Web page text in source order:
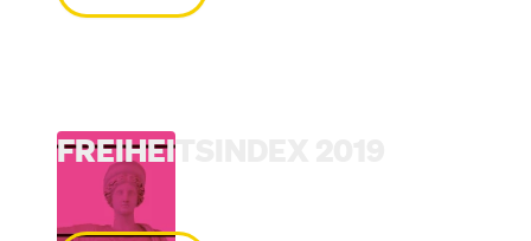
FREIHEITSINDEX 2019